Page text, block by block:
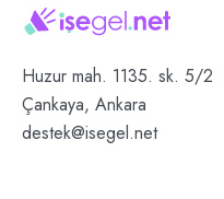
Huzur mah. 1135. sk. 5/2
Çankaya, Ankara
destek@isegel.net